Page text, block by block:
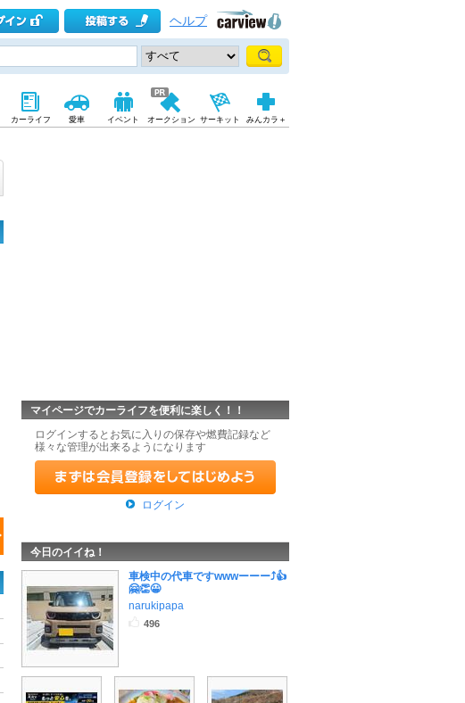
ヘルプ
カーライフ 愛車 イベント オークション サーキット みんカラ＋
マイページでカーライフを便利に楽しく！！
ログインするとお気に入りの保存や燃費記録など
様々な管理が出来るようになります
ログイン
今日のイイね！
車検中の代車ですwwwーーー⤴️👍
🤗👏😀
narukipapa
496